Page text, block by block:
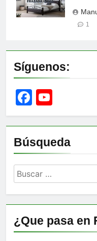
1
Síguenos:
Facebook
Búsqueda
Buscar:
¿Que pasa en